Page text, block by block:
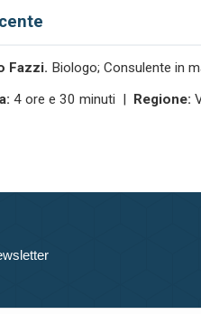
Fazzi. Biologo; Consulente in
4 ore e 30 minuti | Regione: